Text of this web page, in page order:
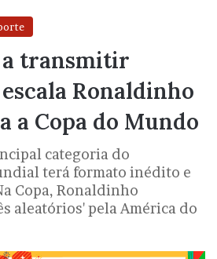
a transmitir
Ronaldinho
a Copa do Mundo
categoria do
terá formato inédito e
Copa, Ronaldinho
aleatórios' pela América do